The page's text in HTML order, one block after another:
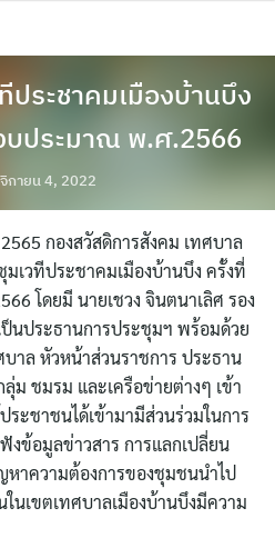
ประชาคมเมืองบ้านบึง
บประมาณ พ.ศ.2566
กายน 4, 2022
กองสวัสดิการสังคม เทศบาล
มเวทีประชาคมเมืองบ้านบึง ครั้งที่
โดยมี นายเชวง จินตนาเลิศ รอง
นประธานการประชุมฯ พร้อมด้วย
าล หัวหน้าส่วนราชการ ประธาน
ชมรม และเครือข่ายต่างๆ เข้า
ระชาชนได้เข้ามามีส่วนร่วมในการ
ข้อมูลข่าวสาร การแลกเปลี่ยน
าความต้องการของชุมชนนำไป
นเขตเทศบาลเมืองบ้านบึงมีความ